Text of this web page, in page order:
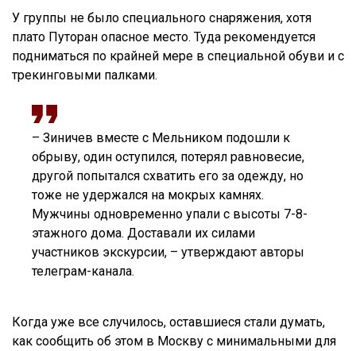
У группы не было специального снаряжения, хотя
плато Путоран опасное место. Туда рекомендуется
подниматься по крайней мере в специальной обуви и с
трекинговыми палками.
– Зиничев вместе с Мельником подошли к
обрыву, один оступился, потерял равновесие,
другой попытался схватить его за одежду, но
тоже не удержался на мокрых камнях.
Мужчины одновременно упали с высоты 7-8-
этажного дома. Доставали их силами
участников экскурсии, – утверждают авторы
телеграм-канала.
Когда уже все случилось, оставшиеся стали думать,
как сообщить об этом в Москву с минимальными для